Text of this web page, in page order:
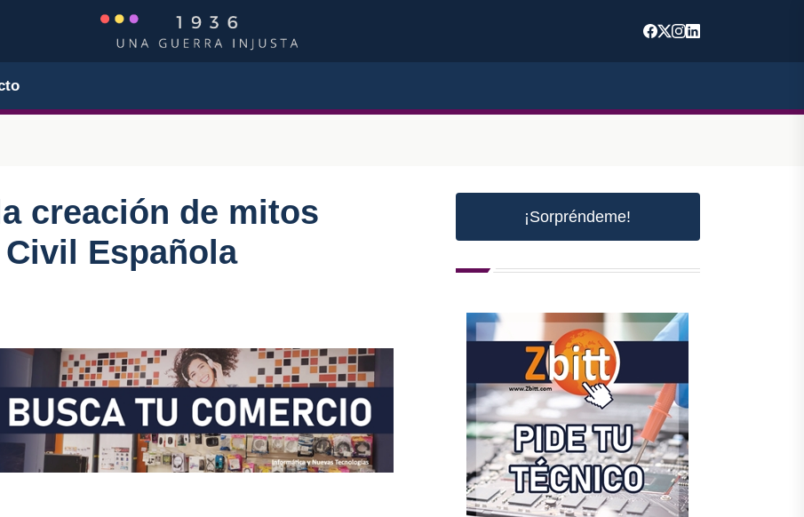
creación de mitos
Española
¡Sorpréndeme!